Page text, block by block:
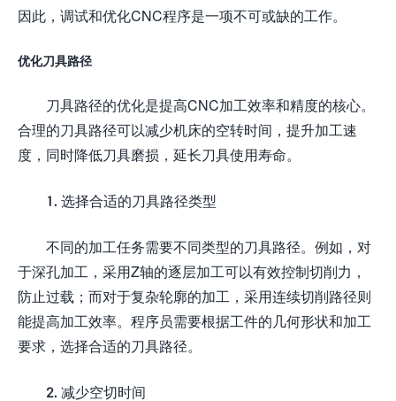
因此，调试和优化CNC程序是一项不可或缺的工作。
优化刀具路径
刀具路径的优化是提高CNC加工效率和精度的核心。
合理的刀具路径可以减少机床的空转时间，提升加工速
度，同时降低刀具磨损，延长刀具使用寿命。
1. 选择合适的刀具路径类型
不同的加工任务需要不同类型的刀具路径。例如，对
于深孔加工，采用Z轴的逐层加工可以有效控制切削力，
防止过载；而对于复杂轮廓的加工，采用连续切削路径则
能提高加工效率。程序员需要根据工件的几何形状和加工
要求，选择合适的刀具路径。
2. 减少空切时间